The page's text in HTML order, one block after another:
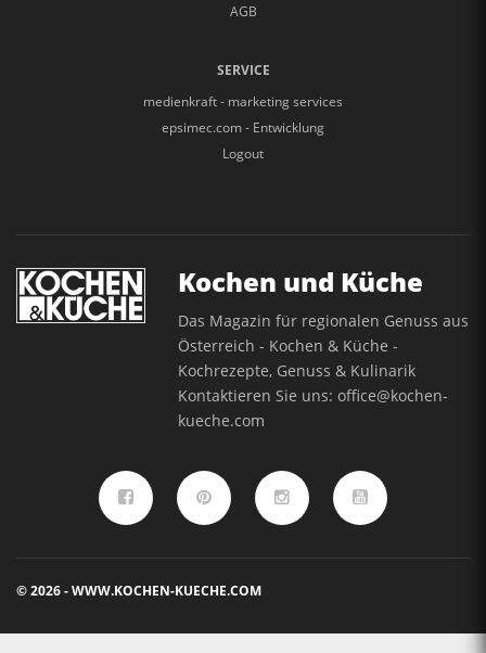
AGB
SERVICE
medienkraft - marketing services
epsimec.com - Entwicklung
Logout
Kochen und Küche
Das Magazin für regionalen Genuss aus
Österreich - Kochen & Küche -
Kochrezepte, Genuss & Kulinarik
Kontaktieren Sie uns:office@kochen-
kueche.com
© 2026 - WWW.KOCHEN-KUECHE.COM